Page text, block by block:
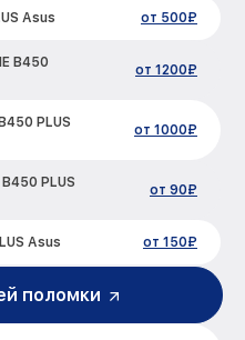
Asus от 500₽
B450
от 1200₽
PLUS
от 1000₽
PLUS
от 90₽
Asus от 150₽
поломки